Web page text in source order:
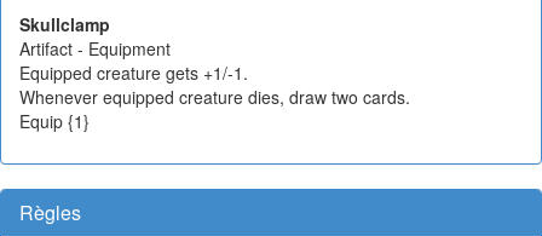
Skullclamp
Artifact - Equipment
Equipped creature gets +1/-1.
Whenever equipped creature dies, draw two cards.
Equip {1}
Règles